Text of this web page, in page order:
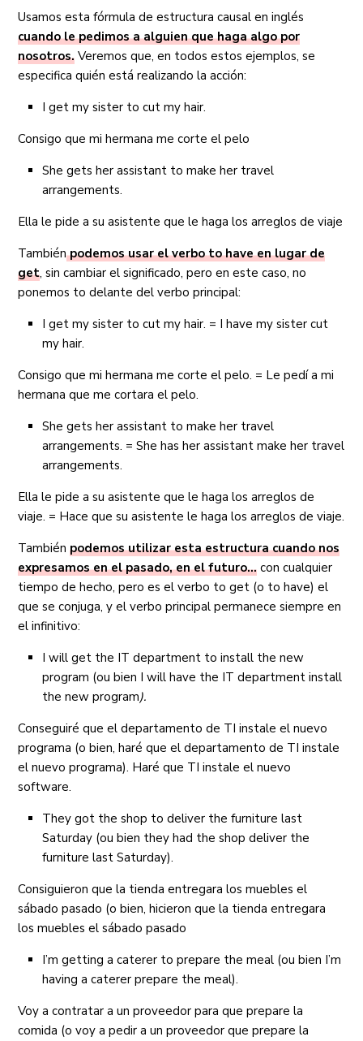
Usamos esta fórmula de estructura causal en inglés
cuando le pedimos a alguien que haga algo por
nosotros. Veremos que, en todos estos ejemplos, se
especifica quién está realizando la acción:
I get my sister to cut my hair.
Consigo que mi hermana me corte el pelo
She gets her assistant to make her travel
arrangements.
Ella le pide a su asistente que le haga los arreglos de viaje
Tambiénpodemos usar el verbo to have en lugar de
get, sin cambiar el significado, pero en este caso, no
ponemos to delante del verbo principal:
I get my sister to cut my hair. = I have my sister cut
my hair.
Consigo que mi hermana me corte el pelo. = Le pedí a mi
hermana que me cortara el pelo.
She gets her assistant to make her travel
arrangements. = She has her assistant make her travel
arrangements.
Ella le pide a su asistente que le haga los arreglos de
viaje. = Hace que su asistente le haga los arreglos de viaje.
Tambiénpodemos utilizar esta estructura cuando nos
expresamos en el pasado, en el futuro… con cualquier
tiempo de hecho, pero es el verbo to get (o to have) el
que se conjuga, y el verbo principal permanece siempre en
el infinitivo:
I will get the IT department to install the new
program (ou bien I will have the IT department install
the new program).
Conseguiré que el departamento de TI instale el nuevo
programa (o bien, haré que el departamento de TI instale
el nuevo programa). Haré que TI instale el nuevo
software.
They got the shop to deliver the furniture last
Saturday (ou bien they had the shop deliver the
furniture last Saturday).
Consiguieron que la tienda entregara los muebles el
sábado pasado (o bien, hicieron que la tienda entregara
los muebles el sábado pasado
I’m getting a caterer to prepare the meal (ou bien I’m
having a caterer prepare the meal).
Voy a contratar a un proveedor para que prepare la
comida (o voy a pedir a un proveedor que prepare la